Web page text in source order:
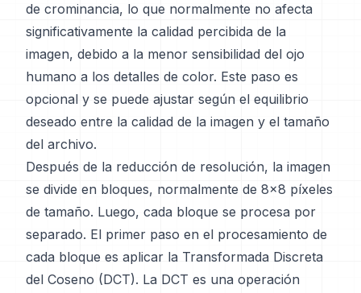
de crominancia, lo que normalmente no afecta
significativamente la calidad percibida de la
imagen, debido a la menor sensibilidad del ojo
humano a los detalles de color. Este paso es
opcional y se puede ajustar según el equilibrio
deseado entre la calidad de la imagen y el tamaño
del archivo.
Después de la reducción de resolución, la imagen
se divide en bloques, normalmente de 8x8 píxeles
de tamaño. Luego, cada bloque se procesa por
separado. El primer paso en el procesamiento de
cada bloque es aplicar la Transformada Discreta
del Coseno (DCT). La DCT es una operación